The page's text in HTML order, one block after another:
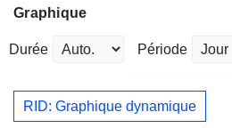
Graphique
Durée Période
RID: Graphique dynamique